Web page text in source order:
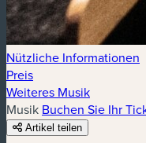
Nützliche Informationen
Preis
Weiteres Musik
Musik Buchen Sie Ihr
Artikel teilen